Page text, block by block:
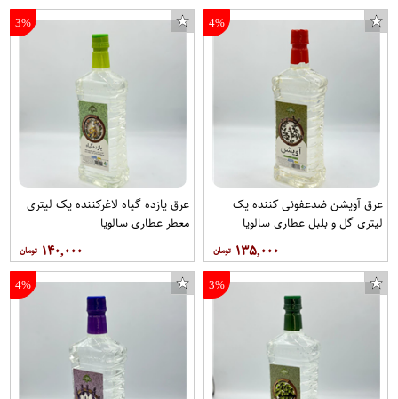
4%
عرق آویشن ضدعفونی کننده یک
لیتری گل و بلبل عطاری سالویا
۱۳۵,۰۰۰
3%
عرق یازده گیاه لاغرکننده یک لیتری
معطر عطاری سالویا
۱۴۰,۰۰۰
3%
4%